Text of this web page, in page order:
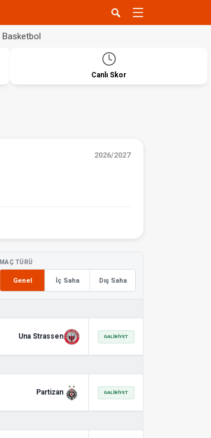
Basketbol
Canlı Skor
2026/2027
MAÇ TÜRÜ
Genel İç Saha Dış Saha
Una Strassen GALIBIYET
Partizan GALIBIYET